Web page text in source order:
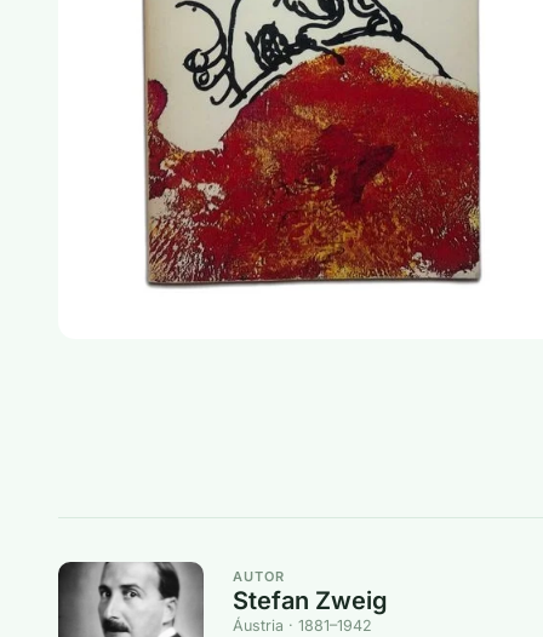
AUTOR
Stefan Zweig
Áustria · 1881–1942